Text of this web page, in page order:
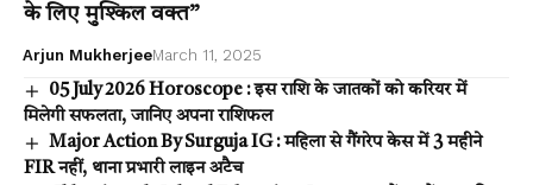
के लिए मुश्किल वक्त”
Arjun MukherjeeMarch 11, 2025
05 July 2026 Horoscope : इस राशि के जातकों को करियर में
मिलेगी सफलता, जानिए अपना राशिफल
Major Action By Surguja IG : महिला से गैंगरेप केस में 3 महीने
FIR नहीं, थाना प्रभारी लाइन अटैच